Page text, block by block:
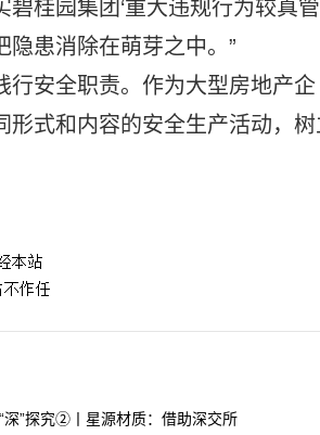
桂园集团‘重大违规行为较真管
隐患消除在萌芽之中。”
行安全职责。作为大型房地产企
形式和内容的安全生产活动，树
深”探究②丨星源材质：借助深交所